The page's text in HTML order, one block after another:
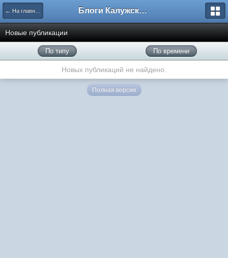
← На главную Блоги Калужского перекрестка
Новые публикации
По типу По времени
Новых публикаций не найдено.
Полная версия